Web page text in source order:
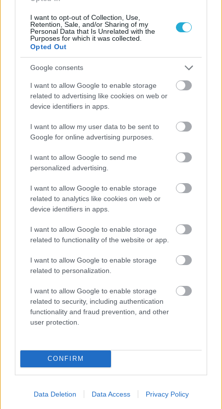
I want to opt-out of Collection, Use,
Retention, Sale, and/or Sharing of my
Personal Data that Is Unrelated with the
Purposes for which it was collected.
Opted Out
Google consents
I want to allow Google to enable storage
related to advertising like cookies on web or
device identifiers in apps.
I want to allow my user data to be sent to
Google for online advertising purposes.
I want to allow Google to send me
personalized advertising.
I want to allow Google to enable storage
related to analytics like cookies on web or
device identifiers in apps.
I want to allow Google to enable storage
related to functionality of the website or app.
I want to allow Google to enable storage
related to personalization.
I want to allow Google to enable storage
related to security, including authentication
functionality and fraud prevention, and other
user protection.
CONFIRM
Data Deletion Data Access Privacy Policy
ΡΟΗ ΕΙΔΗΣΕΩΝ
07/08/2026
Ουρμπίνο
Το πάλεψε μέχρι τέλους η Εθνική γυναικών κόντρα
στην Ιταλία Β’
06/08/2026
Η FIVB σχεδιάζει να διοργανώσει το Παγκόσμιο
Πρωτάθλημα τον Δεκέμβριο – Αντιδρούν οι σύλλογοι
Έτοιμη για… υψηλές πτήσεις η Μπενφίκα του Ψάρρα
με τον «Ιπτάμενο Ολλανδό» Βίλτενμπουργκ
05/08/2026
Ισόπαλο το πρωτο φιλικό τεστ της Εθνικής στο
Ουρμπίνο
05/08/2026
Προς στρατηγική συνεργασία ΠΑΣΑΠΠ και